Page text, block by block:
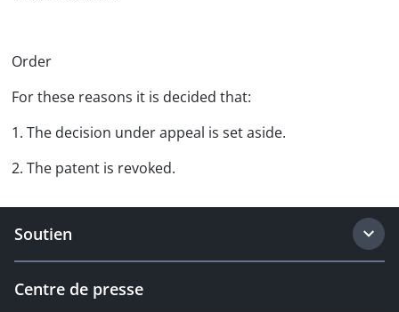
Order
For these reasons it is decided that:
1. The decision under appeal is set aside.
2. The patent is revoked.
Soutien
Centre de presse